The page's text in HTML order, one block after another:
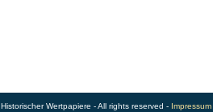
Wertpapiere - All rights reserved - Impressum